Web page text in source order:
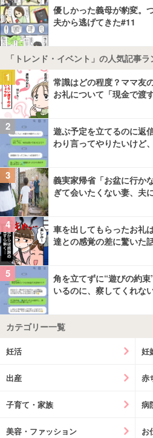
優しかった義母が豹変。
夫から逃げてきた#11
「トレンド・イベント」の人気記事
1
常識はどの程度？ママ友
お礼について「現金で渡
2
遊ぶ予定を立てるのに返
わり言ってやりたいけど
3
義実家帰省「お盆に行か
ぎて会いたくない妻、夫
4
車を出してもらったお礼
達との感覚の差に驚いた
5
角を立てずに“遊びの約
いるのに、察してくれな
カテゴリー一覧
妊活 妊
出産 赤
子育て・家族 病
美容・ファッション お